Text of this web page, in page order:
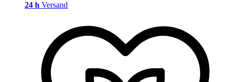
24 h Versand